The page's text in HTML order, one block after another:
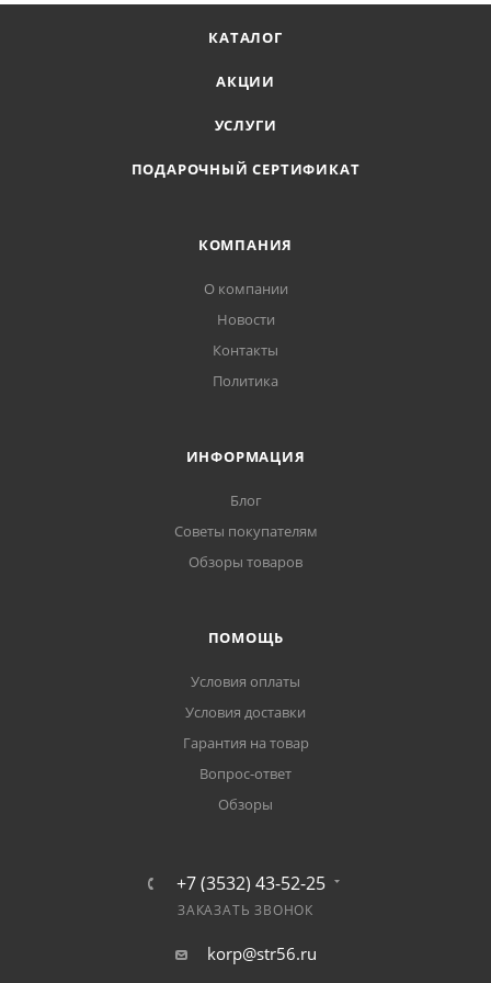
В случае попадания в глаза промыть большим
количеством воды и немедленно обратиться к
КАТАЛОГ
АКЦИИ
УСЛУГИ
ПОДАРОЧНЫЙ СЕРТИФИКАТ
КОМПАНИЯ
О компании
Новости
Контакты
Политика
ИНФОРМАЦИЯ
Блог
Советы покупателям
Обзоры товаров
ПОМОЩЬ
Условия оплаты
Условия доставки
Гарантия на товар
Вопрос-ответ
Обзоры
+7 (3532) 43-52-25
ЗАКАЗАТЬ ЗВОНОК
korp@str56.ru